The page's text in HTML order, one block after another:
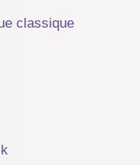
classique